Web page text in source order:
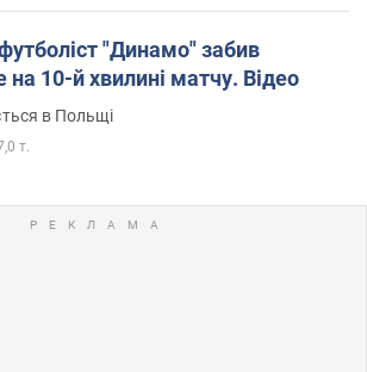
"Динамо" забив
10-й хвилині матчу. Відео
в Польщі
т.